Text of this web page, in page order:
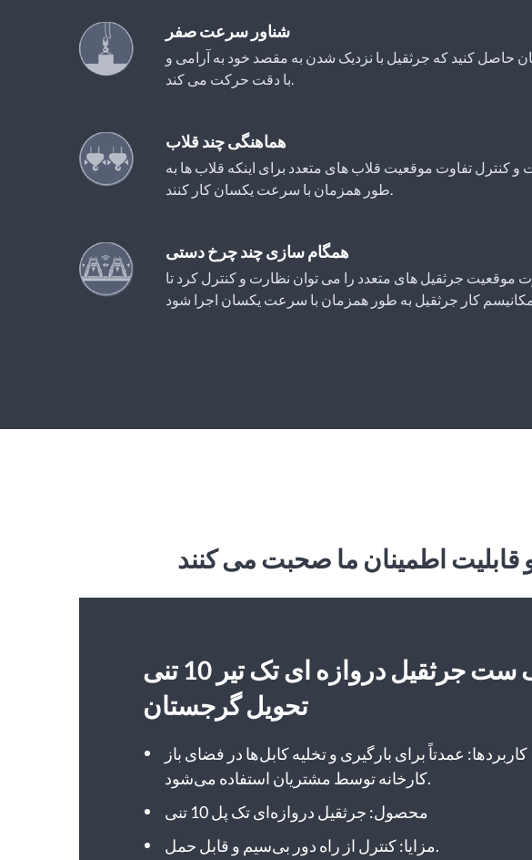
شناور سرعت صفر
حاصل کنید که جرثقیل با نزدیک شدن به مقصد خود به آرامی و
با دقت حرکت می کند.
هماهنگی چند قلاب
و کنترل تفاوت موقعیت قلاب های متعدد برای اینکه قلاب ها به
طور همزمان با سرعت یکسان کار کنند.
همگام سازی چند چرخ دستی
موقعیت جرثقیل های متعدد را می توان نظارت و کنترل کرد تا
یک ست جرثقیل دروازه ای تک تیر 10 تنی
تحویل گرجستان
کاربردها: عمدتاً برای بارگیری و تخلیه کابل‌ها در فضای باز
کارخانه توسط مشتریان استفاده می‌شود.
محصول: جرثقیل دروازه‌ای تک پل 10 تنی
مزایا: کنترل از راه دور بی‌سیم و قابل حمل.